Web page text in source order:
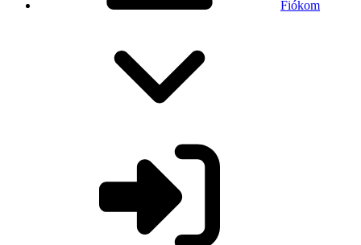
Fiókom